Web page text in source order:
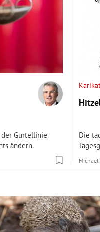
Gürtellinie
ändern.
Die